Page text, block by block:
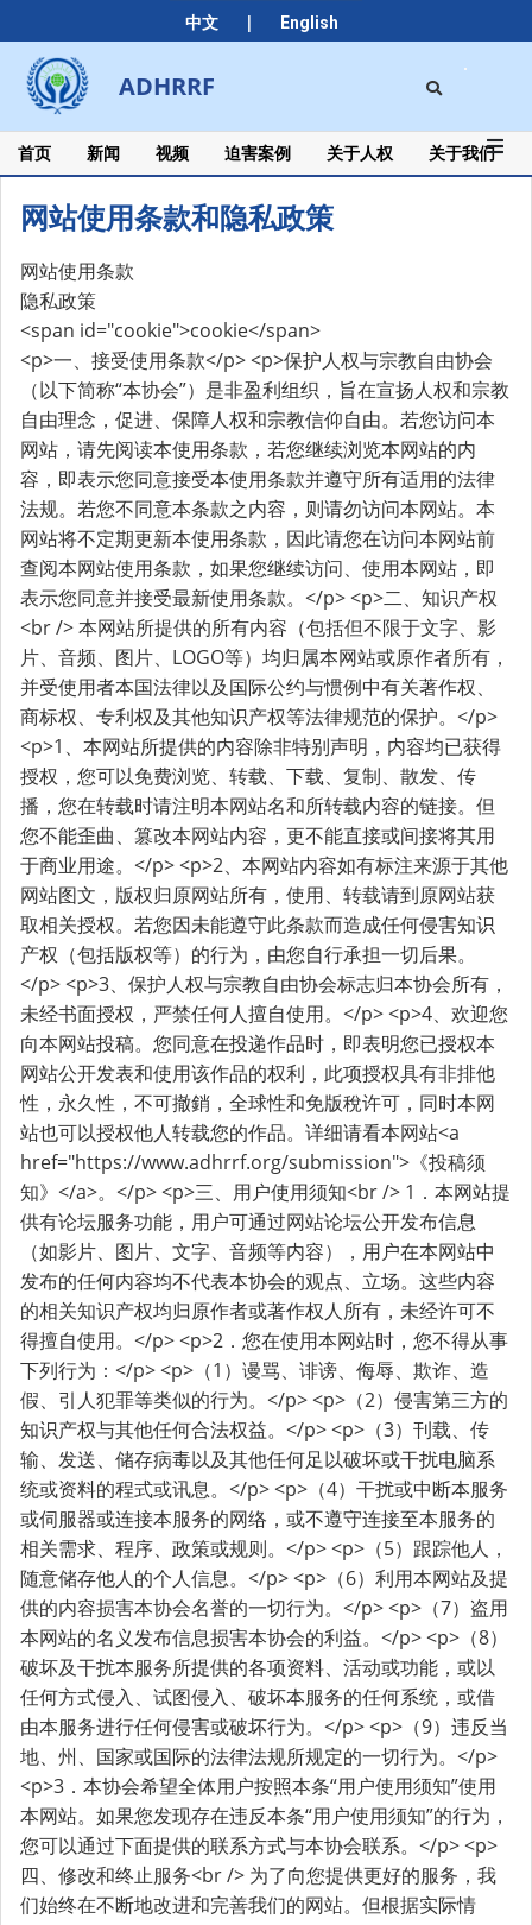
中文 | English
to
content
ADHRRF
Secondary
Navigation
Menu
首页 新闻 视频 迫害案例 关于人权 关于我们
网站使用条款和隐私政策
网
站
使
用
条
款
和
隐
私
政
策
网站使用条款
隐私政策
<span id="cookie">cookie</span>
<p>一、接受使用条款</p> <p>保护人权与宗教自由协会
（以下简称“本协会”）是非盈利组织，旨在宣扬人权和宗教
自由理念，促进、保障人权和宗教信仰自由。若您访问本
网站，请先阅读本使用条款，若您继续浏览本网站的内
容，即表示您同意接受本使用条款并遵守所有适用的法律
法规。若您不同意本条款之内容，则请勿访问本网站。本
网站将不定期更新本使用条款，因此请您在访问本网站前
查阅本网站使用条款，如果您继续访问、使用本网站，即
表示您同意并接受最新使用条款。</p> <p>二、知识产权
<br /> 本网站所提供的所有内容（包括但不限于文字、影
片、音频、图片、LOGO等）均归属本网站或原作者所有，
并受使用者本国法律以及国际公约与惯例中有关著作权、
商标权、专利权及其他知识产权等法律规范的保护。</p>
<p>1、本网站所提供的内容除非特别声明，内容均已获得
授权，您可以免费浏览、转载、下载、复制、散发、传
播，您在转载时请注明本网站名和所转载内容的链接。但
您不能歪曲、篡改本网站内容，更不能直接或间接将其用
于商业用途。</p> <p>2、本网站内容如有标注来源于其他
网站图文，版权归原网站所有，使用、转载请到原网站获
取相关授权。若您因未能遵守此条款而造成任何侵害知识
产权（包括版权等）的行为，由您自行承担一切后果。
</p> <p>3、保护人权与宗教自由协会标志归本协会所有，
未经书面授权，严禁任何人擅自使用。</p> <p>4、欢迎您
向本网站投稿。您同意在投递作品时，即表明您已授权本
网站公开发表和使用该作品的权利，此项授权具有非排他
性，永久性，不可撤銷，全球性和免版稅许可，同时本网
站也可以授权他人转载您的作品。详细请看本网站<a
href="https://www.adhrrf.org/submission">《投稿须
知》</a>。</p> <p>三、用户使用须知<br /> 1．本网站提
供有论坛服务功能，用户可通过网站论坛公开发布信息
（如影片、图片、文字、音频等内容），用户在本网站中
发布的任何内容均不代表本协会的观点、立场。这些内容
的相关知识产权均归原作者或著作权人所有，未经许可不
得擅自使用。</p> <p>2．您在使用本网站时，您不得从事
下列行为：</p> <p>（1）谩骂、诽谤、侮辱、欺诈、造
假、引人犯罪等类似的行为。</p> <p>（2）侵害第三方的
知识产权与其他任何合法权益。</p> <p>（3）刊载、传
输、发送、储存病毒以及其他任何足以破坏或干扰电脑系
统或资料的程式或讯息。</p> <p>（4）干扰或中断本服务
或伺服器或连接本服务的网络，或不遵守连接至本服务的
相关需求、程序、政策或规则。</p> <p>（5）跟踪他人，
随意储存他人的个人信息。</p> <p>（6）利用本网站及提
供的内容损害本协会名誉的一切行为。</p> <p>（7）盗用
本网站的名义发布信息损害本协会的利益。</p> <p>（8）
破坏及干扰本服务所提供的各项资料、活动或功能，或以
任何方式侵入、试图侵入、破坏本服务的任何系统，或借
由本服务进行任何侵害或破坏行为。</p> <p>（9）违反当
地、州、国家或国际的法律法规所规定的一切行为。</p>
<p>3．本协会希望全体用户按照本条“用户使用须知”使用
本网站。如果您发现存在违反本条“用户使用须知”的行为，
您可以通过下面提供的联系方式与本协会联系。</p> <p>
四、修改和终止服务<br /> 为了向您提供更好的服务，我
们始终在不断地改进和完善我们的网站。但根据实际情